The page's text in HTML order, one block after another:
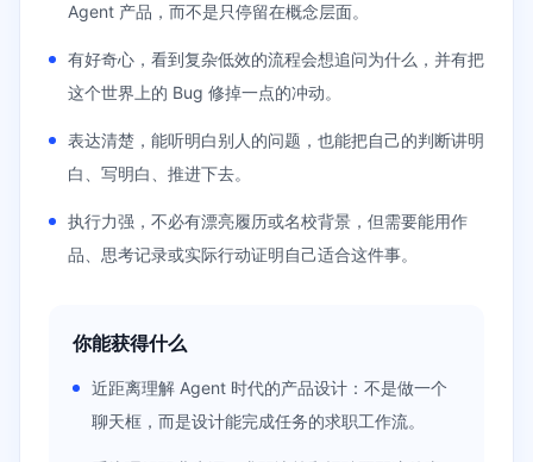
Agent 产品，而不是只停留在概念层面。
有好奇心，看到复杂低效的流程会想追问为什么，并有把
这个世界上的 Bug 修掉一点的冲动。
表达清楚，能听明白别人的问题，也能把自己的判断讲明
白、写明白、推进下去。
执行力强，不必有漂亮履历或名校背景，但需要能用作
品、思考记录或实际行动证明自己适合这件事。
你能获得什么
近距离理解 Agent 时代的产品设计：不是做一个
聊天框，而是设计能完成任务的求职工作流。